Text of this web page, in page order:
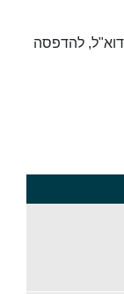
להדפסה